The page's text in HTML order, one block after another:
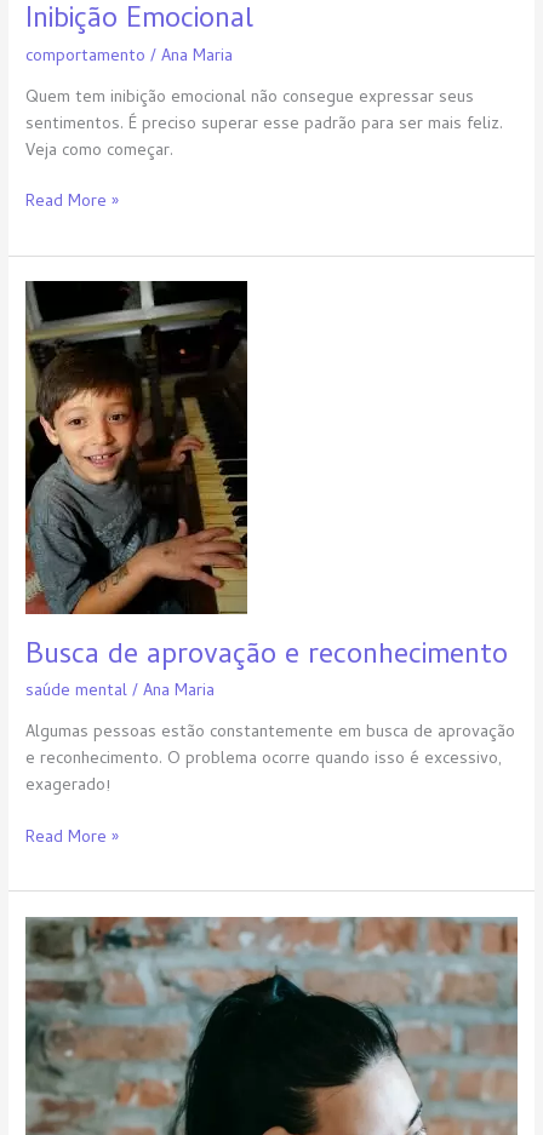
Inibição Emocional
comportamento /Ana Maria
Quem tem inibição emocional não consegue expressar seus
sentimentos. É preciso superar esse padrão para ser mais feliz.
Veja como começar.
Read More »
Busca de aprovação e reconhecimento
saúde mental/Ana Maria
Algumas pessoas estão constantemente em busca de aprovação
e reconhecimento. O problema ocorre quando isso é excessivo,
exagerado!
Busca
de
aprovação
e
reconhecimento
Read More »
Auto
sacrifício